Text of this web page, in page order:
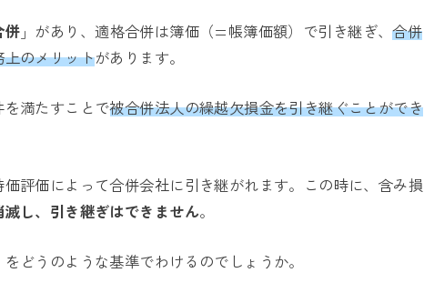
併 」があり、適格合併は簿価（=帳簿価額）で引き継ぎ、合併
のメリットがあります。
満たすことで被合併法人の繰越欠損金を引き継ぐことができ
評価によって合併会社に引き継がれます。この時に、含み損
し、引き継ぎはできません。
どうのような基準でわけるのでしょうか。